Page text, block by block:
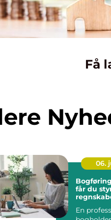
Få
06.
Bogføring fyn
får du
En